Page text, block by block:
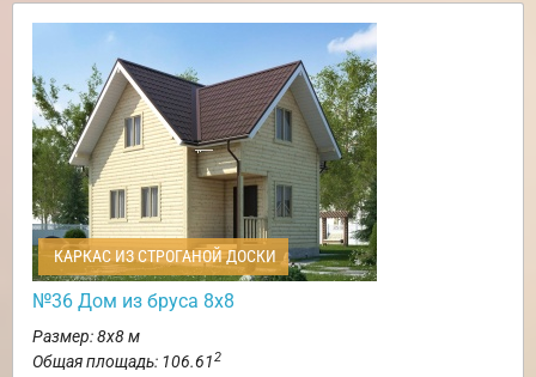
КАРКАС ИЗ СТРОГАНОЙ ДОСКИ
№36 Дом из бруса 8х8
Размер: 8х8 м
Общая площадь: 106.612